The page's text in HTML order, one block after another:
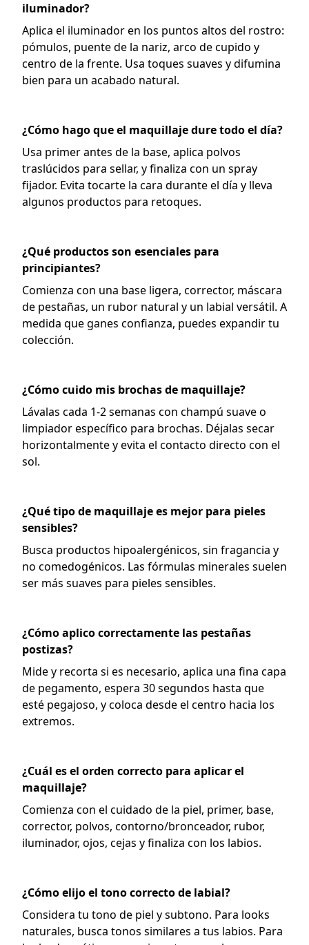
iluminador?
Aplica el iluminador en los puntos altos del rostro:
pómulos, puente de la nariz, arco de cupido y
centro de la frente. Usa toques suaves y difumina
bien para un acabado natural.
¿Cómo hago que el maquillaje dure todo el día?
Usa primer antes de la base, aplica polvos
traslúcidos para sellar, y finaliza con un spray
fijador. Evita tocarte la cara durante el día y lleva
algunos productos para retoques.
¿Qué productos son esenciales para
principiantes?
Comienza con una base ligera, corrector, máscara
de pestañas, un rubor natural y un labial versátil. A
medida que ganes confianza, puedes expandir tu
colección.
¿Cómo cuido mis brochas de maquillaje?
Lávalas cada 1-2 semanas con champú suave o
limpiador específico para brochas. Déjalas secar
horizontalmente y evita el contacto directo con el
sol.
¿Qué tipo de maquillaje es mejor para pieles
sensibles?
Busca productos hipoalergénicos, sin fragancia y
no comedogénicos. Las fórmulas minerales suelen
ser más suaves para pieles sensibles.
¿Cómo aplico correctamente las pestañas
postizas?
Mide y recorta si es necesario, aplica una fina capa
de pegamento, espera 30 segundos hasta que
esté pegajoso, y coloca desde el centro hacia los
extremos.
¿Cuál es el orden correcto para aplicar el
maquillaje?
Comienza con el cuidado de la piel, primer, base,
corrector, polvos, contorno/bronceador, rubor,
iluminador, ojos, cejas y finaliza con los labios.
¿Cómo elijo el tono correcto de labial?
Considera tu tono de piel y subtono. Para looks
naturales, busca tonos similares a tus labios. Para